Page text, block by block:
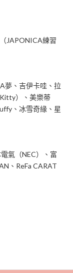
JAPONICA練習
夢、吉伊卡哇、拉
）、美樂蒂
、冰雪奇緣、星
氣（NEC）、富
、ReFa CARAT